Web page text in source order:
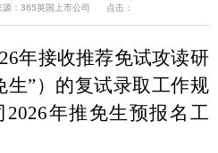
源：365英国上市公司 点击：
6年接收推荐免试攻读研
生”）的复试录取工作规
2026年推免生预报名工